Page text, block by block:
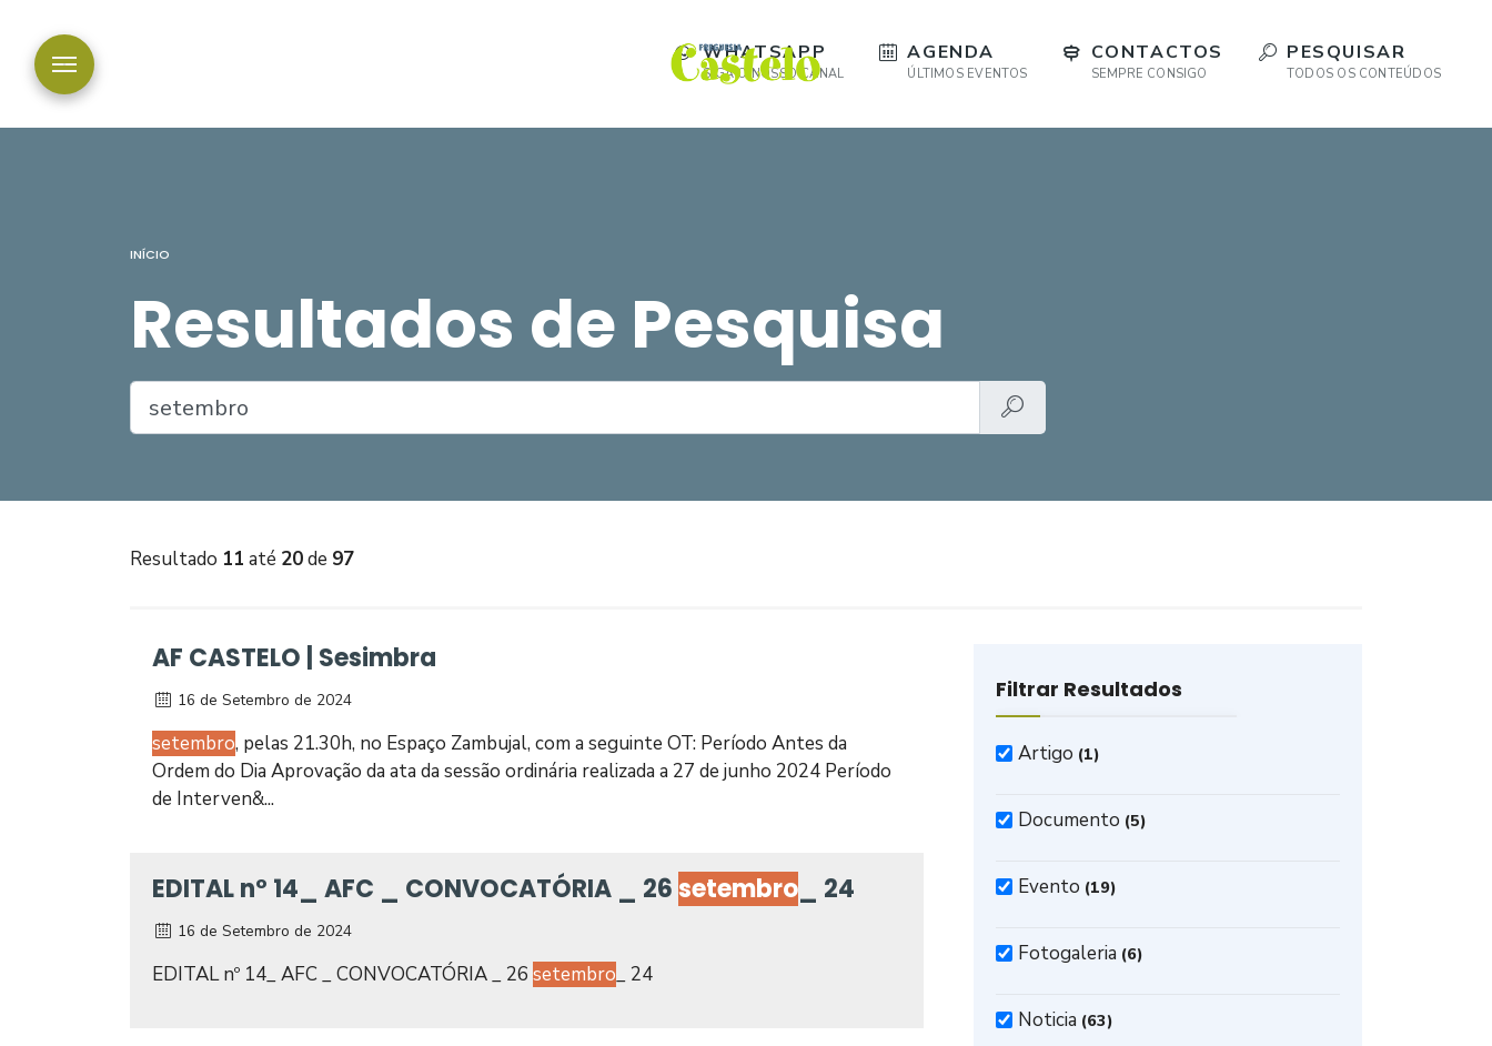
WHATSAPP
SIGA O NOSSO CANAL
AGENDA
ÚLTIMOS EVENTOS
CONTACTOS
SEMPRE CONSIGO
PESQUISAR
TODOS OS CONTEÚDOS
INÍCIO
Resultados de Pesquisa
Resultado 11 até 20de 97
AF CASTELO | Sesimbra
16 de Setembro de 2024
setembro, pelas 21.30h, no Espaço Zambujal, com a seguinte OT: Período Antes da
Ordem do Dia Aprovação da ata da sessão ordinária realizada a 27 de junho 2024 Período
de Interven&...
EDITAL nº 14_ AFC _ CONVOCATÓRIA _ 26setembro _ 24
16 de Setembro de 2024
EDITAL nº 14_ AFC _ CONVOCATÓRIA _ 26 setembro_ 24
Filtrar Resultados
Artigo (1)
Documento (5)
Evento (19)
Fotogaleria (6)
Noticia (63)